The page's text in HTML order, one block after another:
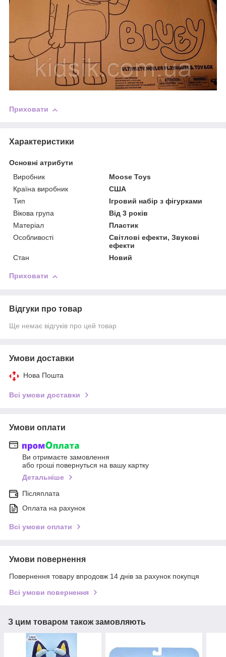
Приховати
Характеристики
Основні атрибути
Виробник
Moose Toys
Країна виробник
США
Тип
Ігровий набір з фігурками
Вікова група
Від 3 років
Матеріал
Пластик
Особливості
Світлові ефекти, Звукові
ефекти
Стан
Новий
Приховати
Відгуки про товар
Ще немає відгуків про цей товар
Умови доставки
Нова Пошта
Всі умови доставки
Умови оплати
Ви отримаєте замовлення
або гроші повернуться на вашу картку
Детальніше
Післяплата
Оплата на рахунок
Всі умови оплати
Умови повернення
Повернення товару впродовж 14 днів за рахунок покупця
Всі умови повернення
З цим товаром також замовляють